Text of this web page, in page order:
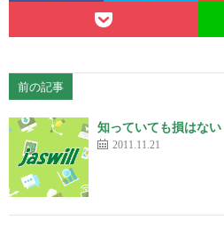
前の記事
知っていても損はな
2011.11.21